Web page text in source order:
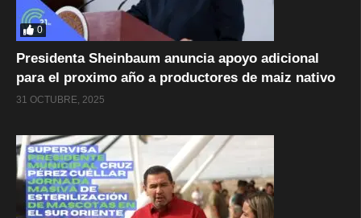
0
Presidenta Sheinbaum anuncia apoyo adicional
para el proximo año a productores de maiz nativo
31 OCTUBRE, 2025